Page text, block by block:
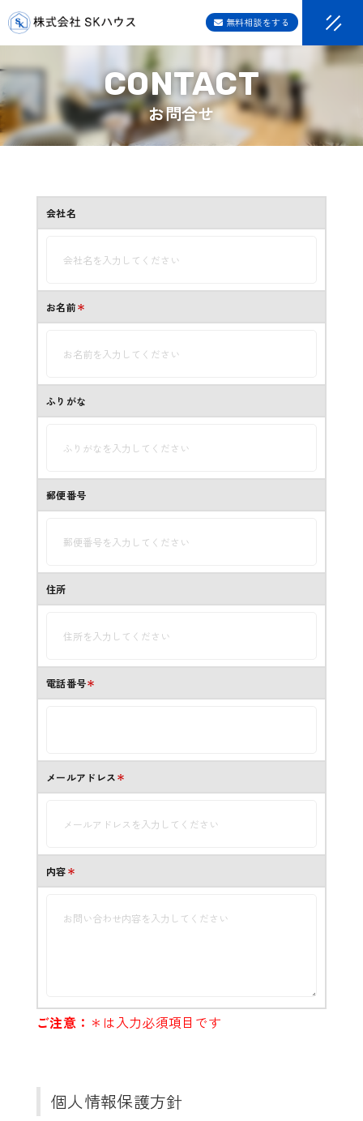
無料相談をする
お問合せ
会社名
お名前＊
ふりがな
郵便番号
住所
電話番号＊
メールアドレス＊
内容＊
ご注意： ＊は入力必須項目です
個人情報保護方針